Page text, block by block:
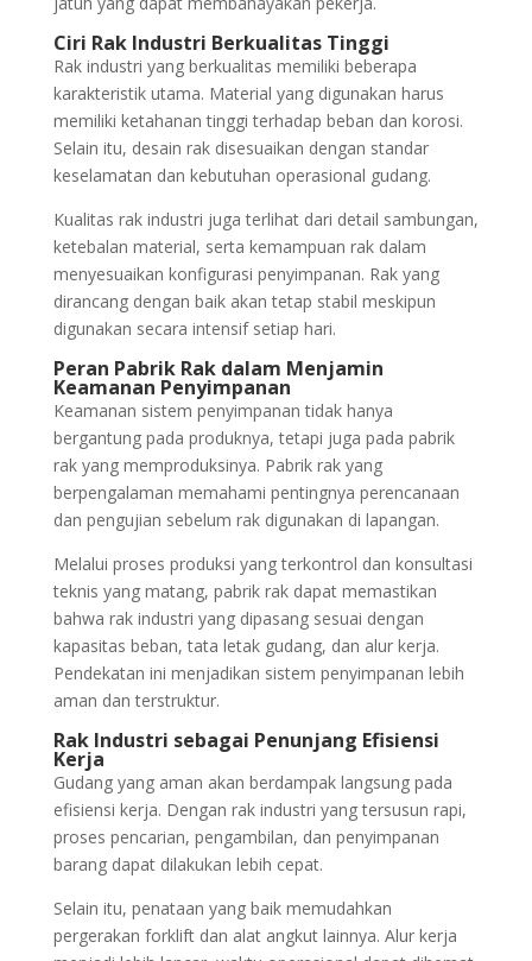
Ciri Rak Industri Berkualitas Tinggi
Rak industri yang berkualitas memiliki beberapa
karakteristik utama. Material yang digunakan harus
memiliki ketahanan tinggi terhadap beban dan korosi.
Selain itu, desain rak disesuaikan dengan standar
keselamatan dan kebutuhan operasional gudang.
Kualitas rak industri juga terlihat dari detail sambungan,
ketebalan material, serta kemampuan rak dalam
menyesuaikan konfigurasi penyimpanan. Rak yang
dirancang dengan baik akan tetap stabil meskipun
digunakan secara intensif setiap hari.
Peran Pabrik Rak dalam Menjamin
Keamanan Penyimpanan
Keamanan sistem penyimpanan tidak hanya
bergantung pada produknya, tetapi juga pada pabrik
rak yang memproduksinya. Pabrik rak yang
berpengalaman memahami pentingnya perencanaan
dan pengujian sebelum rak digunakan di lapangan.
Melalui proses produksi yang terkontrol dan konsultasi
teknis yang matang, pabrik rak dapat memastikan
bahwa rak industri yang dipasang sesuai dengan
kapasitas beban, tata letak gudang, dan alur kerja.
Pendekatan ini menjadikan sistem penyimpanan lebih
aman dan terstruktur.
Rak Industri sebagai Penunjang Efisiensi
Kerja
Gudang yang aman akan berdampak langsung pada
efisiensi kerja. Dengan rak industri yang tersusun rapi,
proses pencarian, pengambilan, dan penyimpanan
barang dapat dilakukan lebih cepat.
Selain itu, penataan yang baik memudahkan
pergerakan forklift dan alat angkut lainnya. Alur kerja